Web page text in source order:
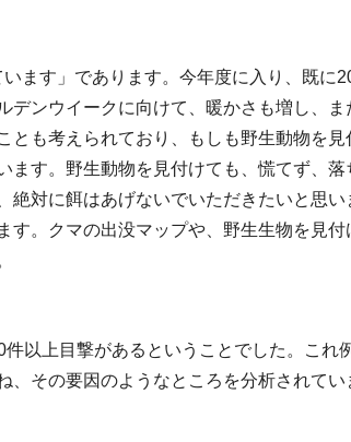
ます」であります。今年度に入り、既に
デンウイークに向けて、暖かさも増し、
とも考えられており、もしも野生動物を
ます。野生動物を見付けても、慌てず、
絶対に餌はあげないでいただきたいと思
す。クマの出没マップや、野生生物を見
以上目撃があるということでした。これ
その要因のようなところを分析されてい